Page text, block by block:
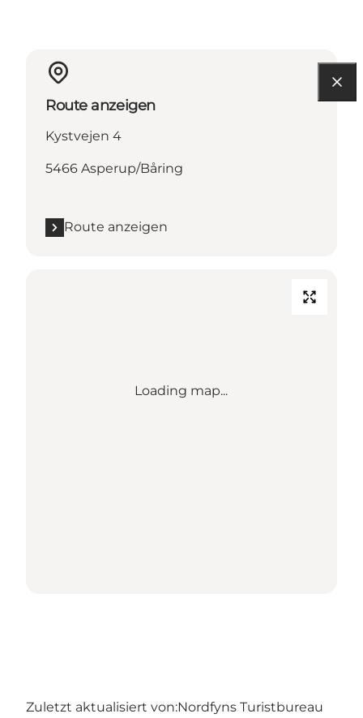
Route anzeigen
Kystvejen 4
5466 Asperup/Båring
Route anzeigen
Loading map...
Zuletzt aktualisiert von:Nordfyns Turistbureau